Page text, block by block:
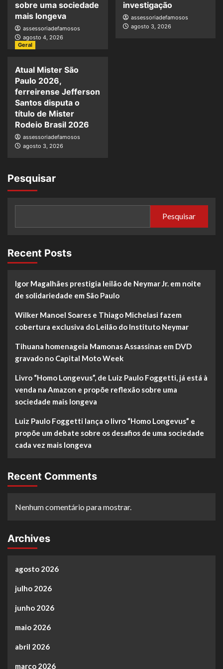
sobre uma sociedade
mais longeva
assessoriadefamosos
agosto 4, 2026
investigação
assessoriadefamosos
agosto 3, 2026
Geral
Atual Mister São
Paulo 2026,
ferreirense Jefferson
Santos disputa o
título de Mister
Rodeio Brasil 2026
assessoriadefamosos
agosto 3, 2026
Pesquisar
Pesquisar
Recent Posts
Igor Magalhães prestigia leilão de Neymar Jr. em noite
de solidariedade em São Paulo
Wilker Manoel Soares e Thiago Michelasi fazem
cobertura exclusiva do Leilão do Instituto Neymar
Tihuana homenageia Mamonas Assassinas em DVD
gravado no Capital Moto Week
Livro “Homo Longevus”, de Luiz Paulo Foggetti, já está à
venda na Amazon e propõe reflexão sobre uma
sociedade mais longeva
Luiz Paulo Foggetti lança o livro “Homo Longevus” e
propõe um debate sobre os desafios de uma sociedade
cada vez mais longeva
Recent Comments
Nenhum comentário para mostrar.
Archives
agosto 2026
julho 2026
junho 2026
maio 2026
abril 2026
março 2026